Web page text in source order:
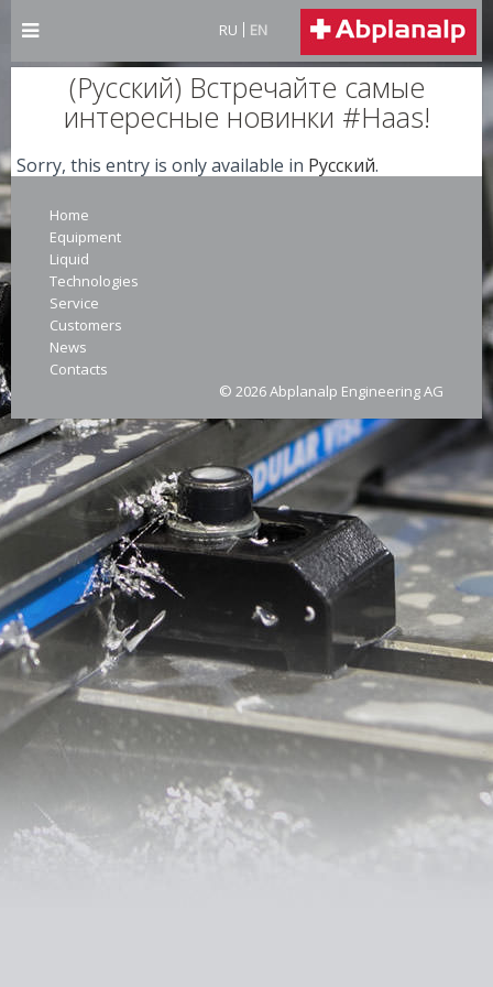
RU EN
(Русский) Встречайте самые
интересные новинки #Haas!
Sorry, this entry is only available in Русский.
Home
Equipment
Liquid
Technologies
Service
Customers
News
Contacts
© 2026 Abplanalp Engineering AG